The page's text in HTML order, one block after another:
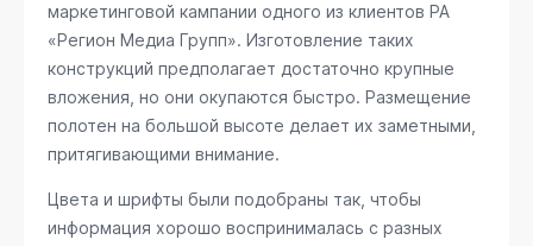
маркетинговой кампании одного из клиентов РА
«Регион Медиа Групп». Изготовление таких
конструкций предполагает достаточно крупные
вложения, но они окупаются быстро. Размещение
полотен на большой высоте делает их заметными,
притягивающими внимание.
Цвета и шрифты были подобраны так, чтобы
информация хорошо воспринималась с разных